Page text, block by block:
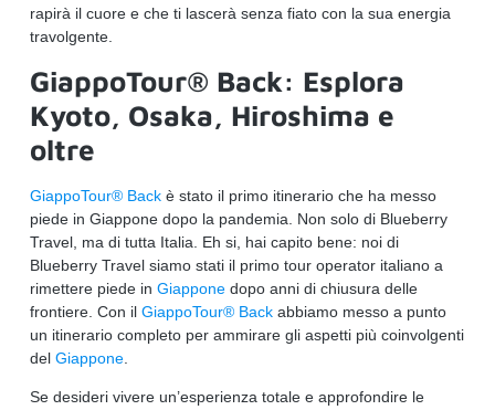
rapirà il cuore e che ti lascerà senza fiato con la sua energia
travolgente.
GiappoTour® Back: Esplora
Kyoto, Osaka, Hiroshima e
oltre
GiappoTour® Back è stato il primo itinerario che ha messo
piede in Giappone dopo la pandemia. Non solo di Blueberry
Travel, ma di tutta Italia. Eh si, hai capito bene: noi di
Blueberry Travel siamo stati il primo tour operator italiano a
rimettere piede in Giappone dopo anni di chiusura delle
frontiere. Con il GiappoTour® Back abbiamo messo a punto
un itinerario completo per ammirare gli aspetti più coinvolgenti
del Giappone
Se desideri vivere un’esperienza totale e approfondire le